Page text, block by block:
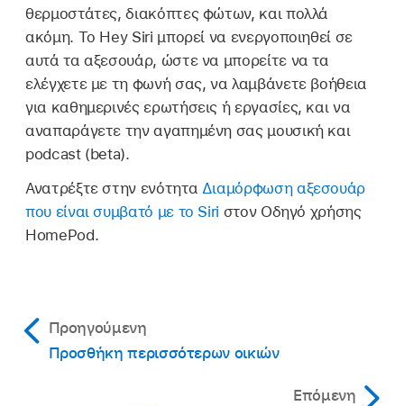
θερμοστάτες, διακόπτες φώτων, και πολλά
ακόμη. Το Hey Siri μπορεί να ενεργοποιηθεί σε
αυτά τα αξεσουάρ, ώστε να μπορείτε να τα
ελέγχετε με τη φωνή σας, να λαμβάνετε βοήθεια
για καθημερινές ερωτήσεις ή εργασίες, και να
αναπαράγετε την αγαπημένη σας μουσική και
podcast (beta).
Ανατρέξτε στην ενότητα Διαμόρφωση αξεσουάρ
που είναι συμβατό με το Siri στον Οδηγό χρήσης
HomePod.
Προηγούμενη
Προσθήκη περισσότερων οικιών
Επόμενη